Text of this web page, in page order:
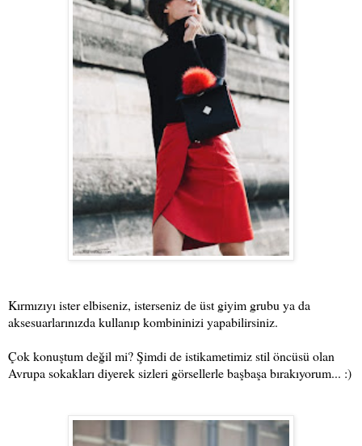
Kırmızıyı ister elbiseniz, isterseniz de üst giyim grubu ya da
aksesuarlarınızda kullanıp kombininizi yapabilirsiniz.
Çok konuştum değil mi? Şimdi de istikametimiz stil öncüsü olan
Avrupa sokakları diyerek sizleri görsellerle başbaşa bırakıyorum... :)